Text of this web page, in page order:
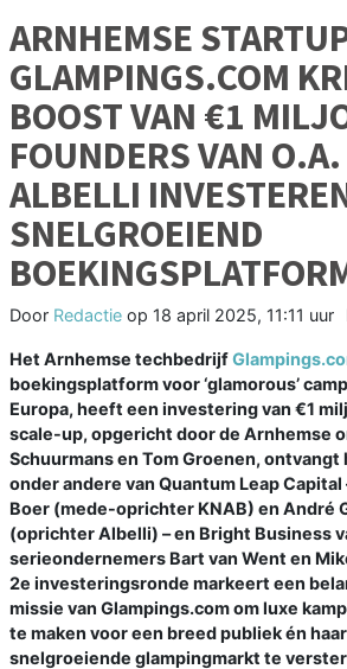
ARNHEMSE
GLAMPINGS.COM
BOOST VAN €1
FOUNDERS VAN
ALBELLI
SNELGROEIEND
Door Redactie op 18 april 2025, 11:11 uur
Het Arnhemse techbedrijf
boekingsplatform voor ‘glamorous’
Europa, heeft een investering van €1
scale-up, opgericht door de Arnhemse
Schuurmans en Tom Groenen,
onder andere van Quantum Leap
Boer (mede-oprichter KNAB) en André
(oprichter Albelli) – en Bright Business
serieondernemers Bart van Went en
2e investeringsronde markeert een
missie van Glampings.com om luxe
te maken voor een breed publiek én
snelgroeiende glampingmarkt te